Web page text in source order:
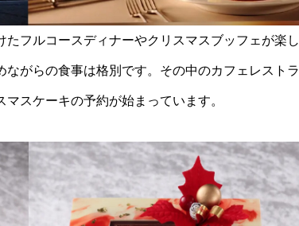
フルコースディナーやクリスマスブッフェが楽し
がらの食事は格別です。その中のカフェレストラ
スケーキの予約が始まっています。